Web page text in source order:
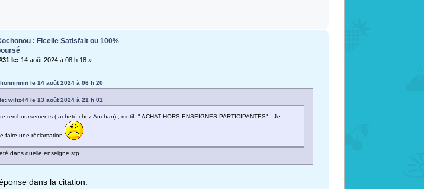
: Ficelle Satisfait ou 100%
le: 14 août 2024 à 08 h 18 »
le 14 août 2024 à 06 h 20
wiliz44 le 13 août 2024 à 21 h 01
remboursements ( acheté chez Auchan) , motif :" ACHAT HORS ENSEIGNES PARTICIPANTES" . Je
faire une réclamation
dans quelle enseigne stp
dans la citation.